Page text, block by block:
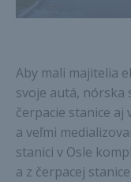
Aby mali majitelia
svoje autá, nórska
čerpacie stanice
a veľmi
stanici v Osle
a z čerpacej